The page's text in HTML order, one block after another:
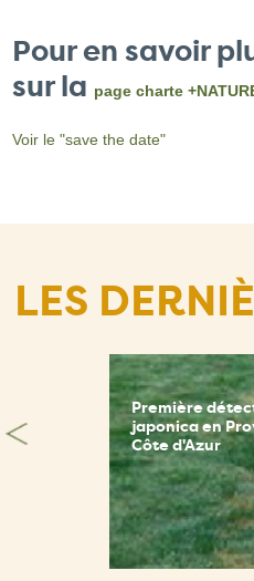
Pour en savoir
sur la page charte
Voir le "save the date"
LES
Première
japonica en
Côte d'Azur